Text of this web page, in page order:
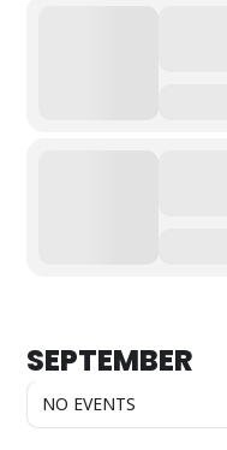
SEPTEMBER
NO EVENTS